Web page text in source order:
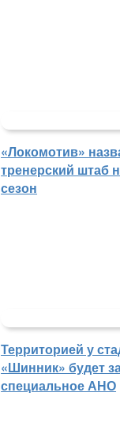
«Локомотив»
тренерский штаб
сезон
Территорией у
«Шинник» будет
специальное АНО